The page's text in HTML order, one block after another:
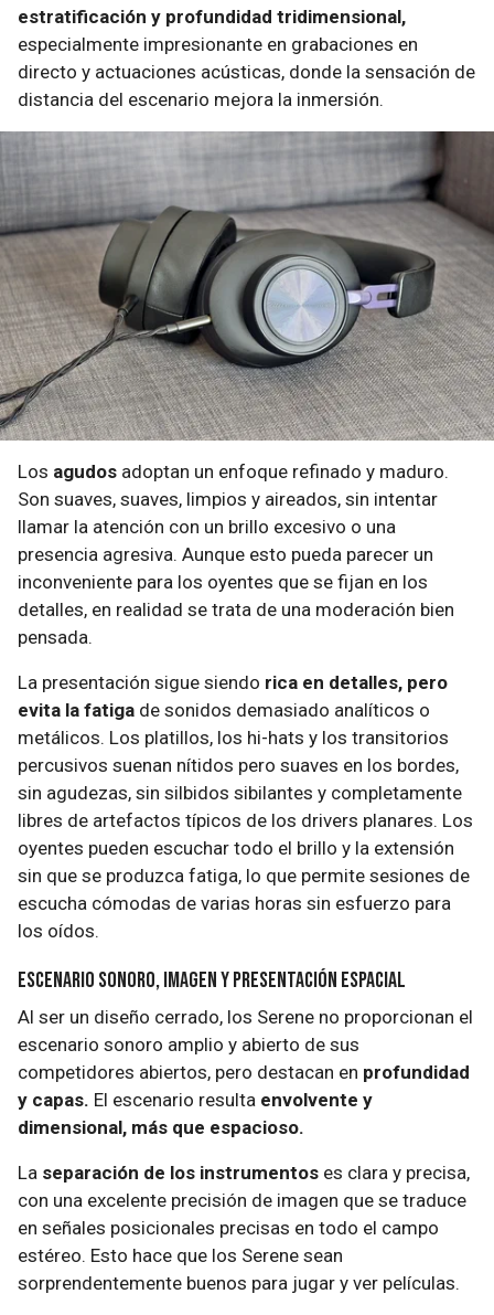
estratificación y profundidad tridimensional,
especialmente impresionante en grabaciones en
directo y actuaciones acústicas, donde la sensación de
distancia del escenario mejora la inmersión.
Los agudos adoptan un enfoque refinado y maduro.
Son suaves, suaves, limpios y aireados, sin intentar
llamar la atención con un brillo excesivo o una
presencia agresiva. Aunque esto pueda parecer un
inconveniente para los oyentes que se fijan en los
detalles, en realidad se trata de una moderación bien
pensada.
La presentación sigue siendo rica en detalles, pero
evita la fatiga de sonidos demasiado analíticos o
metálicos. Los platillos, los hi-hats y los transitorios
percusivos suenan nítidos pero suaves en los bordes,
sin agudezas, sin silbidos sibilantes y completamente
libres de artefactos típicos de los drivers planares. Los
oyentes pueden escuchar todo el brillo y la extensión
sin que se produzca fatiga, lo que permite sesiones de
escucha cómodas de varias horas sin esfuerzo para
los oídos. ​
Escenario sonoro, imagen y presentación espacial
Al ser un diseño cerrado, los Serene no proporcionan el
escenario sonoro amplio y abierto de sus
competidores abiertos, pero destacan en profundidad
y capas. El escenario resulta envolvente y
dimensional, más que espacioso.
​La separación de los instrumentos es clara y precisa,
con una excelente precisión de imagen que se traduce
en señales posicionales precisas en todo el campo
estéreo. Esto hace que los Serene sean
sorprendentemente buenos para jugar y ver películas.